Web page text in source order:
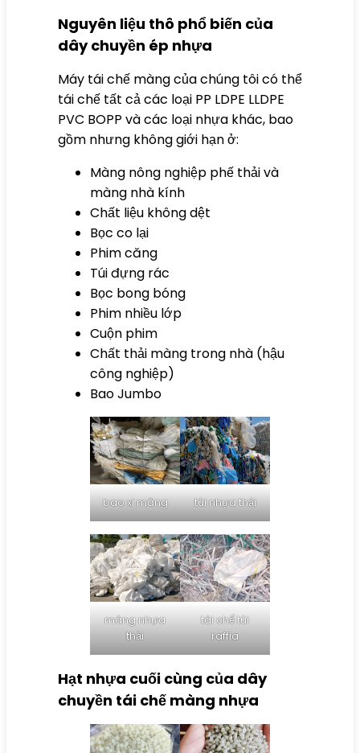
Nguyên liệu thô phổ biến của
dây chuyền ép nhựa
Máy tái chế màng của chúng tôi có thể
tái chế tất cả các loại PP LDPE LLDPE
PVC BOPP và các loại nhựa khác, bao
gồm nhưng không giới hạn ở:
Màng nông nghiệp phế thải và
màng nhà kính
Chất liệu không dệt
Bọc co lại
Phim căng
Túi đựng rác
Bọc bong bóng
Phim nhiều lớp
Cuộn phim
Chất thải màng trong nhà (hậu
công nghiệp)
Bao Jumbo
bao xi măng túi nhựa thải
màng nhựa
thải
tái chế túi
raffia
Hạt nhựa cuối cùng của dây
chuyền tái chế màng nhựa